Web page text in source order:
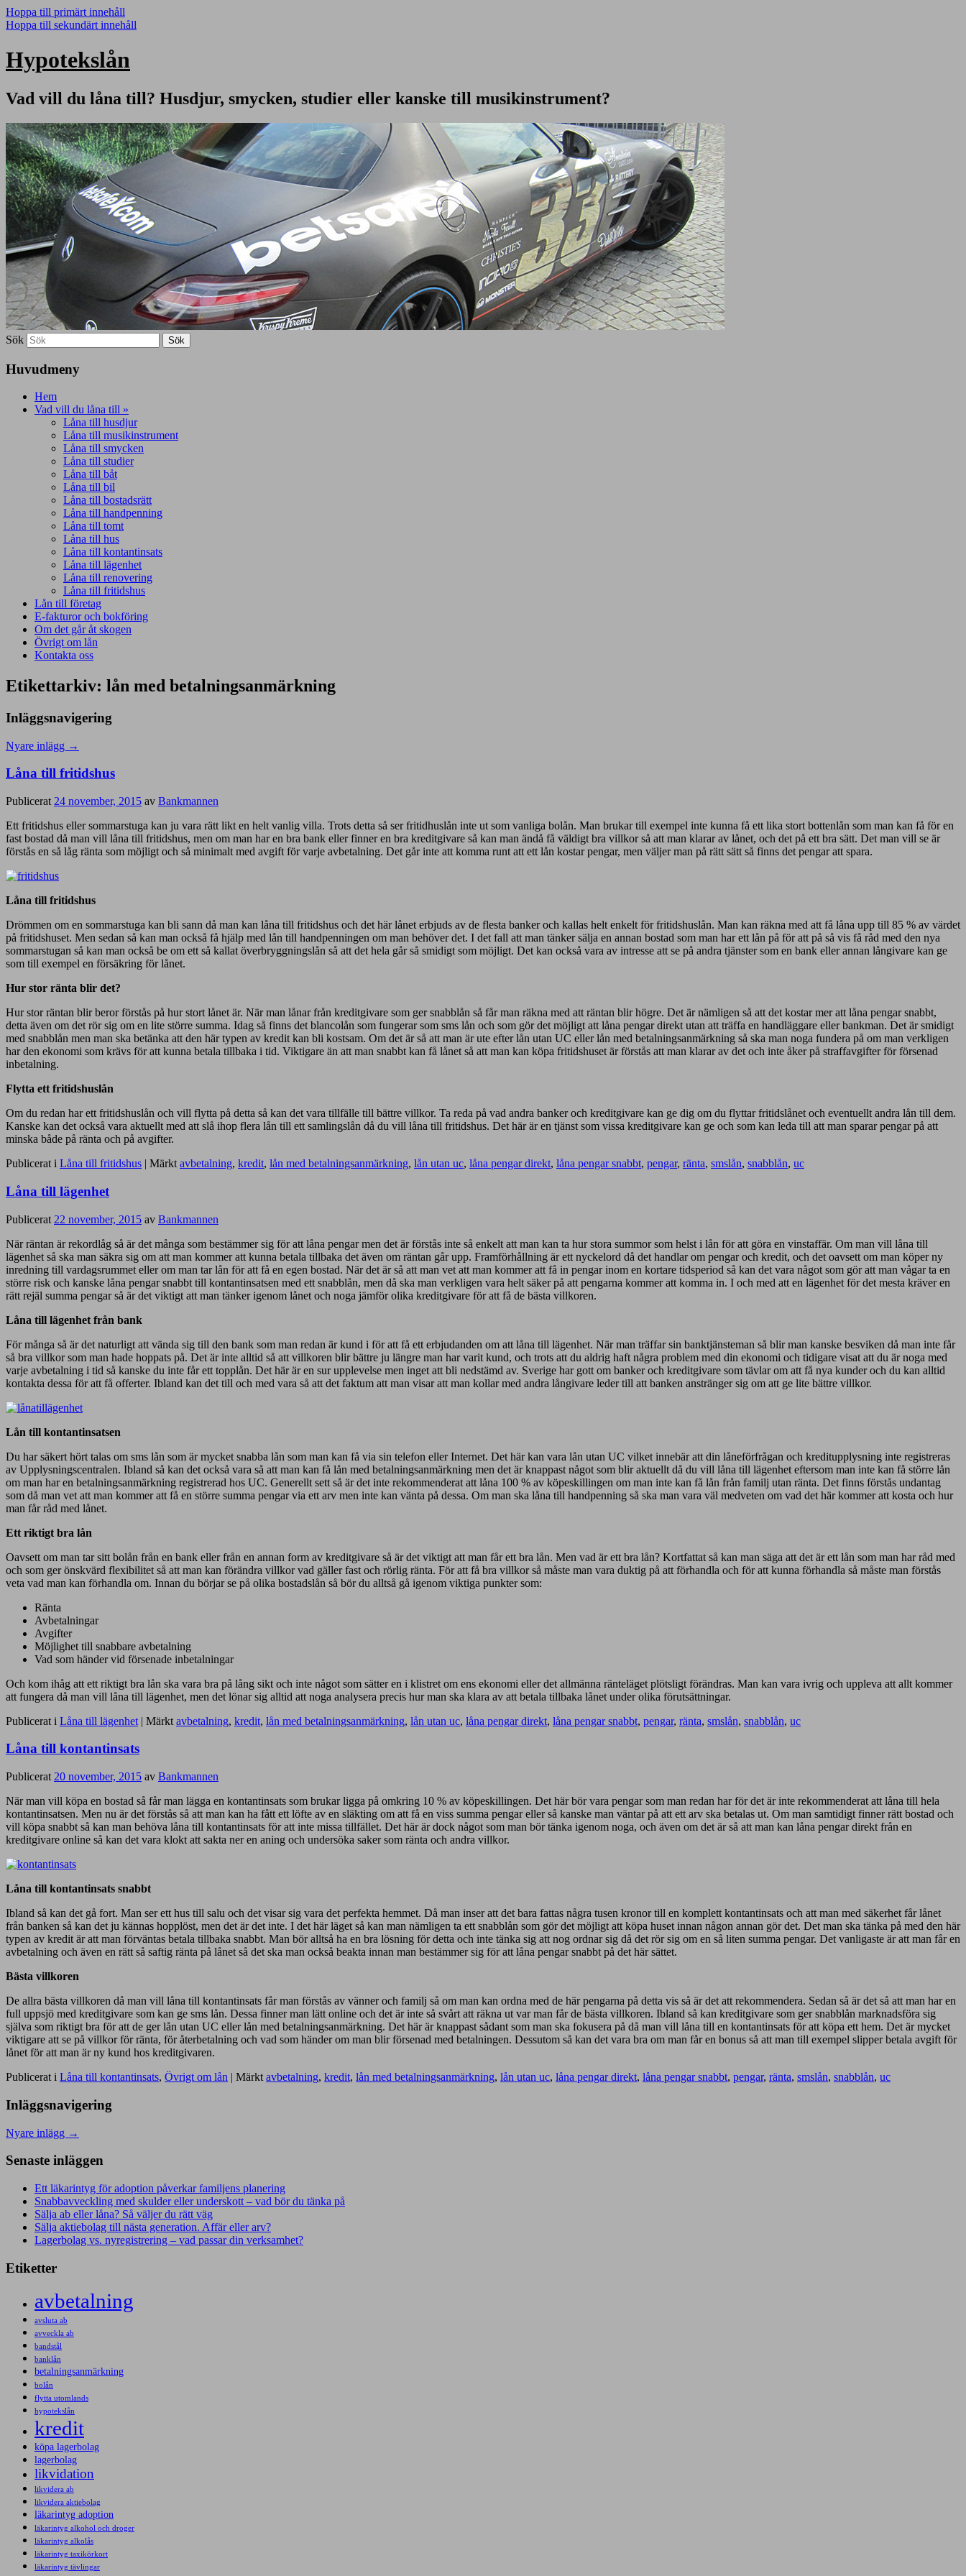
Hoppa till primärt innehåll
Hoppa till sekundärt innehåll
Hypotekslån
Vad vill du låna till? Husdjur, smycken, studier eller kanske till musikinstrument?
Sök
Huvudmeny
Hem
Vad vill du låna till »
Låna till husdjur
Låna till musikinstrument
Låna till smycken
Låna till studier
Låna till båt
Låna till bil
Låna till bostadsrätt
Låna till handpenning
Låna till tomt
Låna till hus
Låna till kontantinsats
Låna till lägenhet
Låna till renovering
Låna till fritidshus
Lån till företag
E-fakturor och bokföring
Om det går åt skogen
Övrigt om lån
Kontakta oss
Etikettarkiv: lån med betalningsanmärkning
Inläggsnavigering
Nyare inlägg →
Låna till fritidshus
Publicerat 24 november, 2015 av Bankmannen
Ett fritidshus eller sommarstuga kan ju vara rätt likt en helt vanlig villa. Trots detta så ser fritidhuslån inte ut som vanliga bolån. Man brukar till exempel inte kunna få ett lika stort bottenlån som man kan få för en
fast bostad då man vill låna till fritidshus, men om man har en bra bank eller finner en bra kreditgivare så kan man ändå få väldigt bra villkor så att man klarar av lånet, och det på ett bra sätt. Det man vill se är
förstås en så låg ränta som möjligt och så minimalt med avgift för varje avbetalning. Det går inte att komma runt att ett lån kostar pengar, men väljer man på rätt sätt så finns det pengar att spara.
Låna till fritidshus
Drömmen om en sommarstuga kan bli sann då man kan låna till fritidshus och det här lånet erbjuds av de flesta banker och kallas helt enkelt för fritidshuslån. Man kan räkna med att få låna upp till 85 % av värdet
på fritidshuset. Men sedan så kan man också få hjälp med lån till handpenningen om man behöver det. I det fall att man tänker sälja en annan bostad som man har ett lån på för att på så vis få råd med den nya
sommarstugan så kan man också be om ett så kallat överbryggningslån så att det hela går så smidigt som möjligt. Det kan också vara av intresse att se på andra tjänster som en bank eller annan långivare kan ge
som till exempel en försäkring för lånet.
Hur stor ränta blir det?
Hur stor räntan blir beror förstås på hur stort lånet är. När man lånar från kreditgivare som ger snabblån så får man räkna med att räntan blir högre. Det är nämligen så att det kostar mer att låna pengar snabbt,
detta även om det rör sig om en lite större summa. Idag så finns det blancolån som fungerar som sms lån och som gör det möjligt att låna pengar direkt utan att träffa en handläggare eller bankman. Det är smidigt
med snabblån men man ska betänka att den här typen av kredit kan bli kostsam. Om det är så att man är ute efter lån utan UC eller lån med betalningsanmärkning så ska man noga fundera på om man verkligen
har den ekonomi som krävs för att kunna betala tillbaka i tid. Viktigare än att man snabbt kan få lånet så att man kan köpa fritidshuset är förstås att man klarar av det och inte åker på straffavgifter för försenad
inbetalning.
Flytta ett fritidshuslån
Om du redan har ett fritidshuslån och vill flytta på detta så kan det vara tillfälle till bättre villkor. Ta reda på vad andra banker och kreditgivare kan ge dig om du flyttar fritidslånet och eventuellt andra lån till dem.
Kanske kan det också vara aktuellt med att slå ihop flera lån till ett samlingslån då du vill låna till fritidshus. Det här är en tjänst som vissa kreditgivare kan ge och som kan leda till att man sparar pengar på att
minska både på ränta och på avgifter.
Publicerat i Låna till fritidshus | Märkt avbetalning, kredit, lån med betalningsanmärkning, lån utan uc, låna pengar direkt, låna pengar snabbt, pengar, ränta, smslån, snabblån, uc
Låna till lägenhet
Publicerat 22 november, 2015 av Bankmannen
När räntan är rekordlåg så är det många som bestämmer sig för att låna pengar men det är förstås inte så enkelt att man kan ta hur stora summor som helst i lån för att göra en vinstaffär. Om man vill låna till
lägenhet så ska man säkra sig om att man kommer att kunna betala tillbaka det även om räntan går upp. Framförhållning är ett nyckelord då det handlar om pengar och kredit, och det oavsett om man köper ny
inredning till vardagsrummet eller om man tar lån för att få en egen bostad. När det är så att man vet att man kommer att få in pengar inom en kortare tidsperiod så kan det vara något som gör att man vågar ta en
större risk och kanske låna pengar snabbt till kontantinsatsen med ett snabblån, men då ska man verkligen vara helt säker på att pengarna kommer att komma in. I och med att en lägenhet för det mesta kräver en
rätt rejäl summa pengar så är det viktigt att man tänker igenom lånet och noga jämför olika kreditgivare för att få de bästa villkoren.
Låna till lägenhet från bank
För många så är det naturligt att vända sig till den bank som man redan är kund i för att få ett erbjudanden om att låna till lägenhet. När man träffar sin banktjänsteman så blir man kanske besviken då man inte får
så bra villkor som man hade hoppats på. Det är inte alltid så att villkoren blir bättre ju längre man har varit kund, och trots att du aldrig haft några problem med din ekonomi och tidigare visat att du är noga med
varje avbetalning i tid så kanske du inte får ett topplån. Det här är en sur upplevelse men inget att bli nedstämd av. Sverige har gott om banker och kreditgivare som tävlar om att få nya kunder och du kan alltid
kontakta dessa för att få offerter. Ibland kan det till och med vara så att det faktum att man visar att man kollar med andra långivare leder till att banken anstränger sig om att ge lite bättre villkor.
Lån till kontantinsatsen
Du har säkert hört talas om sms lån som är mycket snabba lån som man kan få via sin telefon eller Internet. Det här kan vara lån utan UC vilket innebär att din låneförfrågan och kreditupplysning inte registreras
av Upplysningscentralen. Ibland så kan det också vara så att man kan få lån med betalningsanmärkning men det är knappast något som blir aktuellt då du vill låna till lägenhet eftersom man inte kan få större lån
om man har en betalningsanmärkning registrerad hos UC. Generellt sett så är det inte rekommenderat att låna 100 % av köpeskillingen om man inte kan få lån från familj utan ränta. Det finns förstås undantag
som då man vet att man kommer att få en större summa pengar via ett arv men inte kan vänta på dessa. Om man ska låna till handpenning så ska man vara väl medveten om vad det här kommer att kosta och hur
man får råd med lånet.
Ett riktigt bra lån
Oavsett om man tar sitt bolån från en bank eller från en annan form av kreditgivare så är det viktigt att man får ett bra lån. Men vad är ett bra lån? Kortfattat så kan man säga att det är ett lån som man har råd med
och som ger önskvärd flexibilitet så att man kan förändra villkor vad gäller fast och rörlig ränta. För att få bra villkor så måste man vara duktig på att förhandla och för att kunna förhandla så måste man förstås
veta vad man kan förhandla om. Innan du börjar se på olika bostadslån så bör du alltså gå igenom viktiga punkter som:
Ränta
Avbetalningar
Avgifter
Möjlighet till snabbare avbetalning
Vad som händer vid försenade inbetalningar
Och kom ihåg att ett riktigt bra lån ska vara bra på lång sikt och inte något som sätter en i klistret om ens ekonomi eller det allmänna ränteläget plötsligt förändras. Man kan vara ivrig och uppleva att allt kommer
att fungera då man vill låna till lägenhet, men det lönar sig alltid att noga analysera precis hur man ska klara av att betala tillbaka lånet under olika förutsättningar.
Publicerat i Låna till lägenhet | Märkt avbetalning, kredit, lån med betalningsanmärkning, lån utan uc, låna pengar direkt, låna pengar snabbt, pengar, ränta, smslån, snabblån, uc
Låna till kontantinsats
Publicerat 20 november, 2015 av Bankmannen
När man vill köpa en bostad så får man lägga en kontantinsats som brukar ligga på omkring 10 % av köpeskillingen. Det här bör vara pengar som man redan har för det är inte rekommenderat att låna till hela
kontantinsatsen. Men nu är det förstås så att man kan ha fått ett löfte av en släkting om att få en viss summa pengar eller så kanske man väntar på att ett arv ska betalas ut. Om man samtidigt finner rätt bostad och
vill köpa snabbt så kan man behöva låna till kontantinsats för att inte missa tillfället. Det här är dock något som man bör tänka igenom noga, och även om det är så att man kan låna pengar direkt från en
kreditgivare online så kan det vara klokt att sakta ner en aning och undersöka saker som ränta och andra villkor.
Låna till kontantinsats snabbt
Ibland så kan det gå fort. Man ser ett hus till salu och det visar sig vara det perfekta hemmet. Då man inser att det bara fattas några tusen kronor till en komplett kontantinsats och att man med säkerhet får lånet
från banken så kan det ju kännas hopplöst, men det är det inte. I det här läget så kan man nämligen ta ett snabblån som gör det möjligt att köpa huset innan någon annan gör det. Det man ska tänka på med den här
typen av kredit är att man förväntas betala tillbaka snabbt. Man bör alltså ha en bra lösning för detta och inte tänka sig att nog ordnar sig då det rör sig om en så liten summa pengar. Det vanligaste är att man får en
avbetalning och även en rätt så saftig ränta på lånet så det ska man också beakta innan man bestämmer sig för att låna pengar snabbt på det här sättet.
Bästa villkoren
De allra bästa villkoren då man vill låna till kontantinsats får man förstås av vänner och familj så om man kan ordna med de här pengarna på detta vis så är det att rekommendera. Sedan så är det så att man har en
full uppsjö med kreditgivare som kan ge sms lån. Dessa finner man lätt online och det är inte så svårt att räkna ut var man får de bästa villkoren. Ibland så kan kreditgivare som ger snabblån marknadsföra sig
själva som riktigt bra för att de ger lån utan UC eller lån med betalningsanmärkning. Det här är knappast sådant som man ska fokusera på då man vill låna till en kontantinsats för att köpa ett hem. Det är mycket
viktigare att se på villkor för ränta, för återbetalning och vad som händer om man blir försenad med betalningen. Dessutom så kan det vara bra om man får en bonus så att man till exempel slipper betala avgift för
lånet för att man är ny kund hos kreditgivaren.
Publicerat i Låna till kontantinsats, Övrigt om lån | Märkt avbetalning, kredit, lån med betalningsanmärkning, lån utan uc, låna pengar direkt, låna pengar snabbt, pengar, ränta, smslån, snabblån, uc
Inläggsnavigering
Nyare inlägg →
Senaste inläggen
Ett läkarintyg för adoption påverkar familjens planering
Snabbavveckling med skulder eller underskott – vad bör du tänka på
Sälja ab eller låna? Så väljer du rätt väg
Sälja aktiebolag till nästa generation. Affär eller arv?
Lagerbolag vs. nyregistrering – vad passar din verksamhet?
Etiketter
avbetalning
avsluta ab
avveckla ab
bandstål
banklån
betalningsanmärkning
bolån
flytta utomlands
hypotekslån
kredit
köpa lagerbolag
lagerbolag
likvidation
likvidera ab
likvidera aktiebolag
läkarintyg adoption
läkarintyg alkohol och droger
läkarintyg alkolås
läkarintyg taxikörkort
läkarintyg tävlingar